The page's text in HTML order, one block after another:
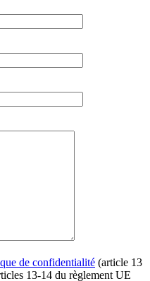
de confidentialité (article 13
13-14 du règlement UE